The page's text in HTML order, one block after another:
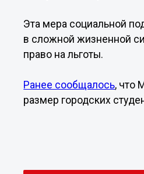
Эта мера социальной
в сложной жизненной
право на льготы.
Ранее сообщалось, что
размер городских